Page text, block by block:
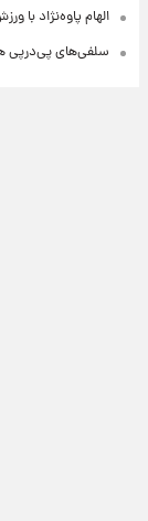
الهام پاوه‌نژاد
سلفی‌های پی‌درپی